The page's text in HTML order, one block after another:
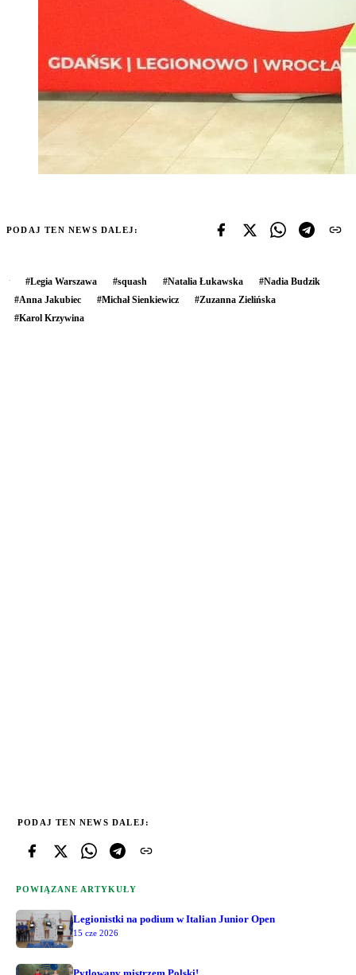
PODAJ TEN NEWS DALEJ:
#Legia Warszawa #squash #Natalia Łukawska #Nadia Budzik
#Anna Jakubiec #Michał Sienkiewicz #Zuzanna Zielińska
#Karol Krzywina
PODAJ TEN NEWS DALEJ:
POWIĄZANE ARTYKUŁY
Legionistki na podium w Italian Junior Open
15 cze 2026